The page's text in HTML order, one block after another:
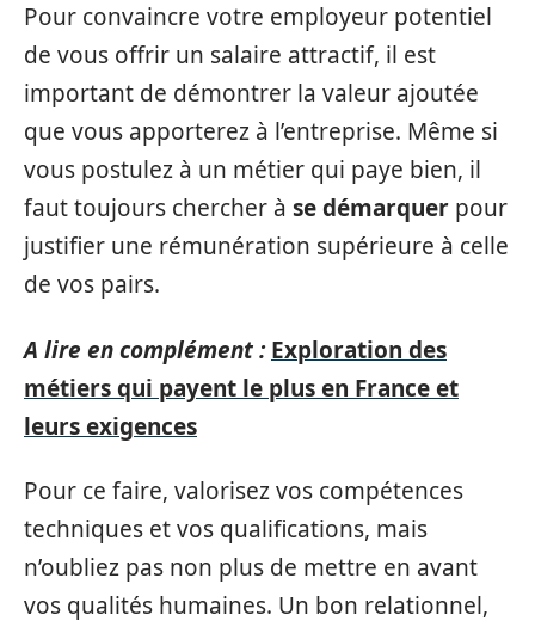
Pour convaincre votre employeur potentiel
de vous offrir un salaire attractif, il est
important de démontrer la valeur ajoutée
que vous apporterez à l’entreprise. Même si
vous postulez à un métier qui paye bien, il
faut toujours chercher à se démarquer pour
justifier une rémunération supérieure à celle
de vos pairs.
A lire en complément : Exploration des
métiers qui payent le plus en France et
leurs exigences
Pour ce faire, valorisez vos compétences
techniques et vos qualifications, mais
n’oubliez pas non plus de mettre en avant
vos qualités humaines. Un bon relationnel,